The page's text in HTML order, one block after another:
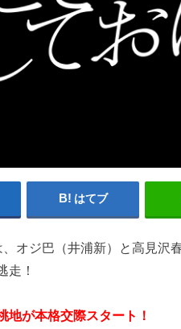
はてブ
、オジ巴（井浦新）と高見沢
走！
地が本格交際スタート！